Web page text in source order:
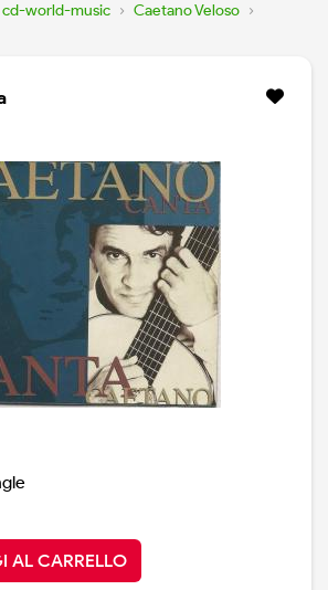
cd-world-music › Caetano Veloso ›
AL CARRELLO